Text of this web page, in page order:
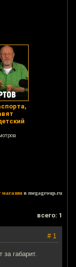
магазин в megagroup.ru
всего: 1
# 1
габарит.